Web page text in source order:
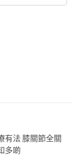
有法 膝關節全關
多啲